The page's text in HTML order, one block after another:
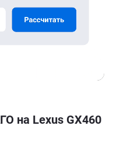
на Lexus GX460